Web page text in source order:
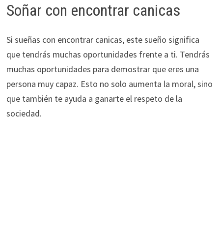
Soñar con encontrar canicas
Si sueñas con encontrar canicas, este sueño significa
que tendrás muchas oportunidades frente a ti. Tendrás
muchas oportunidades para demostrar que eres una
persona muy capaz. Esto no solo aumenta la moral, sino
que también te ayuda a ganarte el respeto de la
sociedad.